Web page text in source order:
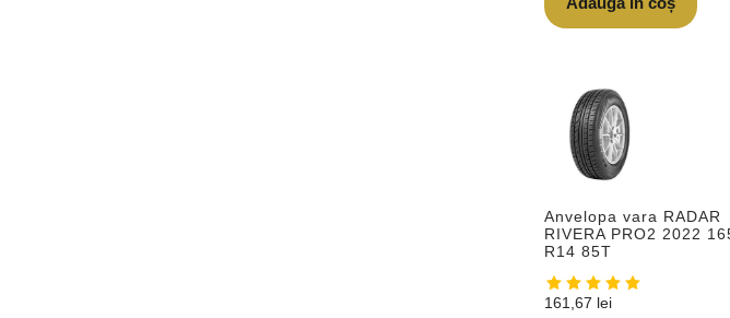
Anvelopa vara RADAR
RIVERA PRO2 2022
R14 85T
161,67 lei